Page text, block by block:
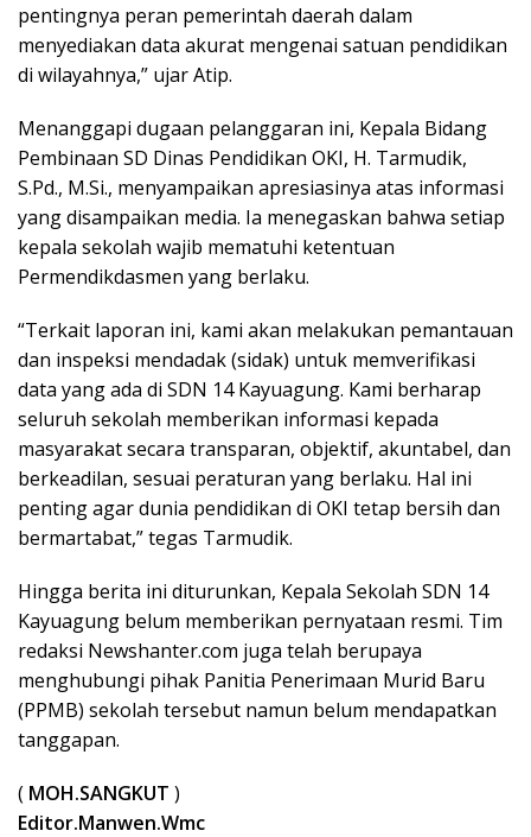
pentingnya peran pemerintah daerah dalam
menyediakan data akurat mengenai satuan pendidikan
di wilayahnya,” ujar Atip.
Menanggapi dugaan pelanggaran ini, Kepala Bidang
Pembinaan SD Dinas Pendidikan OKI, H. Tarmudik,
S.Pd., M.Si., menyampaikan apresiasinya atas informasi
yang disampaikan media. Ia menegaskan bahwa setiap
kepala sekolah wajib mematuhi ketentuan
Permendikdasmen yang berlaku.
“Terkait laporan ini, kami akan melakukan pemantauan
dan inspeksi mendadak (sidak) untuk memverifikasi
data yang ada di SDN 14 Kayuagung. Kami berharap
seluruh sekolah memberikan informasi kepada
masyarakat secara transparan, objektif, akuntabel, dan
berkeadilan, sesuai peraturan yang berlaku. Hal ini
penting agar dunia pendidikan di OKI tetap bersih dan
bermartabat,” tegas Tarmudik.
Hingga berita ini diturunkan, Kepala Sekolah SDN 14
Kayuagung belum memberikan pernyataan resmi. Tim
redaksi Newshanter.com juga telah berupaya
menghubungi pihak Panitia Penerimaan Murid Baru
(PPMB) sekolah tersebut namun belum mendapatkan
tanggapan.
( MOH.SANGKUT )
Editor.Manwen.Wmc